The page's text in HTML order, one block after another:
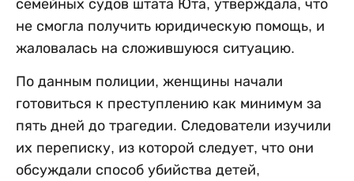
семейных судов штата Юта, утверждала, что
не смогла получить юридическую помощь, и
жаловалась на сложившуюся ситуацию.
По данным полиции, женщины начали
готовиться к преступлению как минимум за
пять дней до трагедии. Следователи изучили
их переписку, из которой следует, что они
обсуждали способ убийства детей,